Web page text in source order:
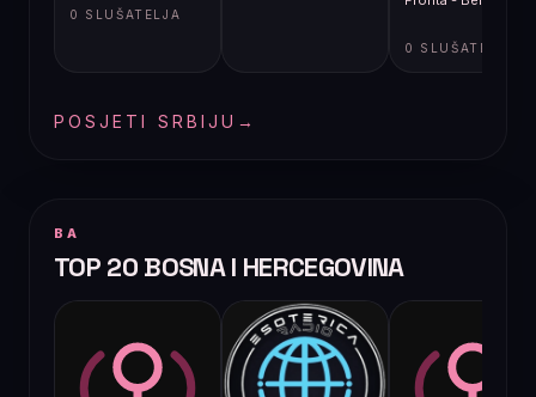
0 SLUŠATELJA
0 SLUŠATELJA
POSJETI SRBIJU →
BA
TOP 20 BOSNA I HERCEGOVINA